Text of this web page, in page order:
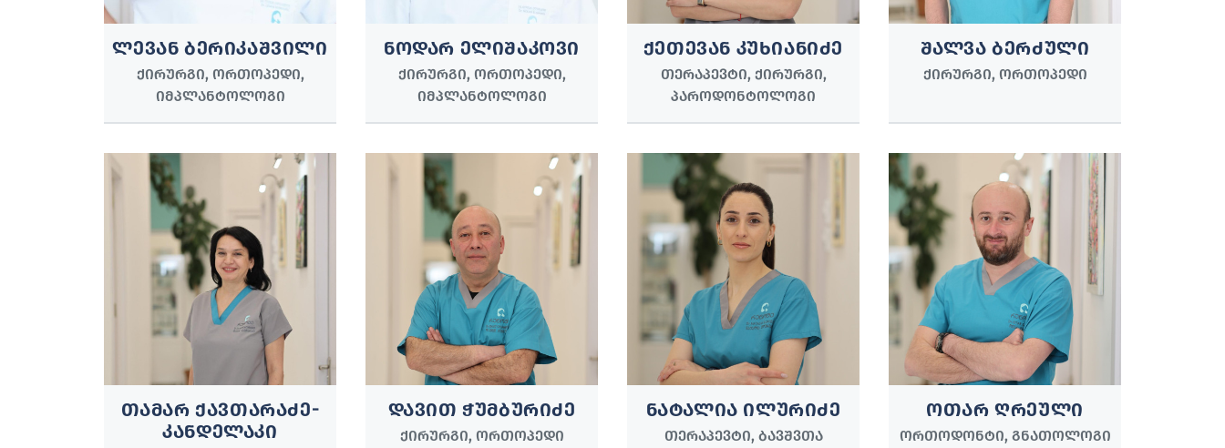
ᲚᲔᲕᲐᲜ ᲑᲔᲠᲘᲙᲐᲨᲕᲘᲚᲘ
ᲥᲘᲠᲣᲠᲒᲘ, ᲝᲠᲗᲝᲞᲔᲓᲘ,
ᲘᲛᲞᲚᲐᲜᲢᲝᲚᲝᲒᲘ
ᲜᲝᲓᲐᲠ ᲔᲚᲘᲨᲐᲙᲝᲕᲘ
ᲥᲘᲠᲣᲠᲒᲘ, ᲝᲠᲗᲝᲞᲔᲓᲘ,
ᲘᲛᲞᲚᲐᲜᲢᲝᲚᲝᲒᲘ
ᲥᲔᲗᲔᲕᲐᲜ ᲙᲣᲮᲘᲐᲜᲘᲫᲔ
ᲗᲔᲠᲐᲞᲔᲕᲢᲘ, ᲥᲘᲠᲣᲠᲒᲘ,
ᲞᲐᲠᲝᲓᲝᲜᲢᲝᲚᲝᲒᲘ
ᲨᲐᲚᲕᲐ ᲑᲔᲠᲫᲣᲚᲘ
ᲥᲘᲠᲣᲠᲒᲘ, ᲝᲠᲗᲝᲞᲔᲓᲘ
ᲗᲐᲛᲐᲠ ᲥᲐᲕᲗᲐᲠᲐᲫᲔ-
ᲙᲐᲜᲓᲔᲚᲐᲙᲘ
ᲓᲐᲕᲘᲗ ᲭᲣᲛᲑᲣᲠᲘᲫᲔ
ᲥᲘᲠᲣᲠᲒᲘ, ᲝᲠᲗᲝᲞᲔᲓᲘ
ᲜᲐᲢᲐᲚᲘᲐ ᲘᲚᲣᲠᲘᲫᲔ
ᲗᲔᲠᲐᲞᲔᲕᲢᲘ, ᲑᲐᲕᲨᲕᲗᲐ
ᲝᲗᲐᲠ ᲦᲠᲔᲣᲚᲘ
ᲝᲠᲗᲝᲓᲝᲜᲢᲘ, ᲒᲜᲐᲗᲝᲚᲝᲒᲘ